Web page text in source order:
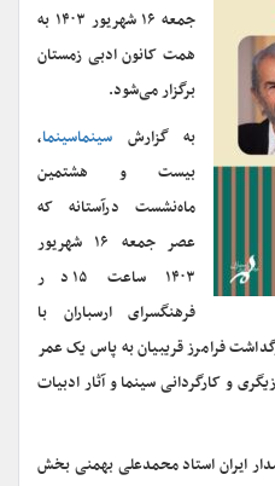
جمعه ۱۶ شهریور ۱۴۰۳ به
همت کانون ادبی زمستان
برگزار می‌شود.
به گزارش سینماسینما،
بیست و هشتمین
ماه‌نشست درآستانه که
عصر جمعه ۱۶ شهریور
۱۴۰۳ ساعت ۱۵ در
فرهنگسرای ارسباران با
فرامرز قریبیان به پاس یک عمر
و کارگردانی سینما و آثار ادبیات
ایران استاد محمدعلی بهمنی بخش